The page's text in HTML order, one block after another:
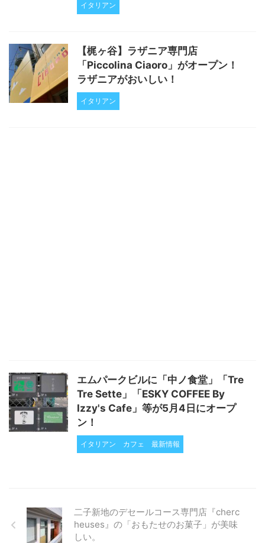
イタリアン
【梶ヶ谷】ラザニア専門店
「Piccolina Ciaoro」がオープン！
ラザニアがおいしい！
イタリアン
エムパークビルに「中ノ食堂」「Tre
Tre Sette」「ESKY COFFEE By
Izzy's Cafe」等が5月4日にオープ
ン！
イタリアン カフェ 最新情報
二子新地のデセールコース専門店『cherc
heuses』の「おもたせのお菓子」が美味
しい。